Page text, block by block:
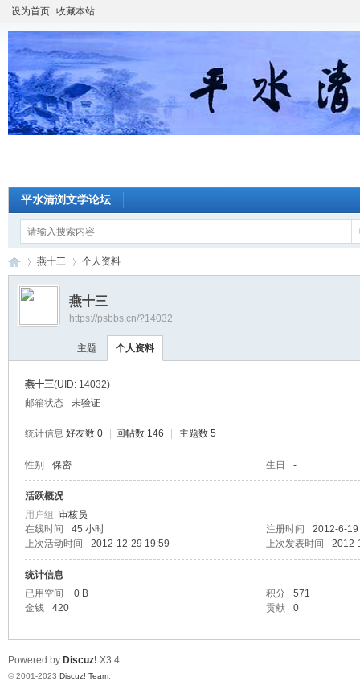
设为首页 收藏本站
平水清浏文学论坛
›
燕十三 个人资料
燕十三
https://psbbs.cn/?14032
主题 个人资料
燕十三(UID: 14032)
邮箱状态
未验证
统计信息 好友数 0 回帖数 146 主题数 5
性别 保密 生日 -
活跃概况
用户组 审核员
在线时间
45 小时 注册时间
2012-6-
上次活动时间
2012-12-29 19:59 上次发表时间 2012-
统计信息
已用空间
0 B 积分
571
金钱
420 贡献 0
Powered by Discuz! X3.4
© 2001-2023 Discuz! Team.